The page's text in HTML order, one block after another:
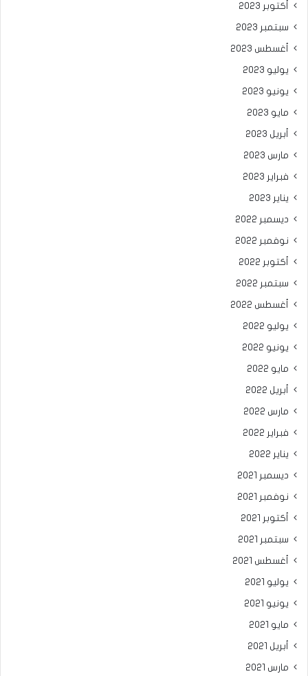
أكتوبر 2023
سبتمبر 2023
أغسطس 2023
يوليو 2023
يونيو 2023
مايو 2023
أبريل 2023
مارس 2023
فبراير 2023
يناير 2023
ديسمبر 2022
نوفمبر 2022
أكتوبر 2022
سبتمبر 2022
أغسطس 2022
يوليو 2022
يونيو 2022
مايو 2022
أبريل 2022
مارس 2022
فبراير 2022
يناير 2022
ديسمبر 2021
نوفمبر 2021
أكتوبر 2021
سبتمبر 2021
أغسطس 2021
يوليو 2021
يونيو 2021
مايو 2021
أبريل 2021
مارس 2021